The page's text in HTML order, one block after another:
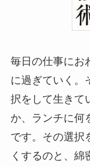
毎日の仕事にお
に過ぎていく。
択をして生きて
か、ランチに何
です。その選択
くするのと、綿